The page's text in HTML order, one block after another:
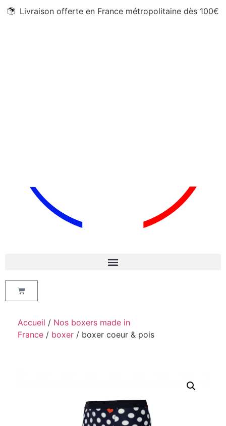
Livraison offerte en France métropolitaine dès 100€
Accueil / Nos boxers made in
France / boxer / boxer coeur & pois